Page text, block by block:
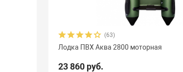
(63)
Лодка ПВХ Аква 2800 моторная
23 860 руб.